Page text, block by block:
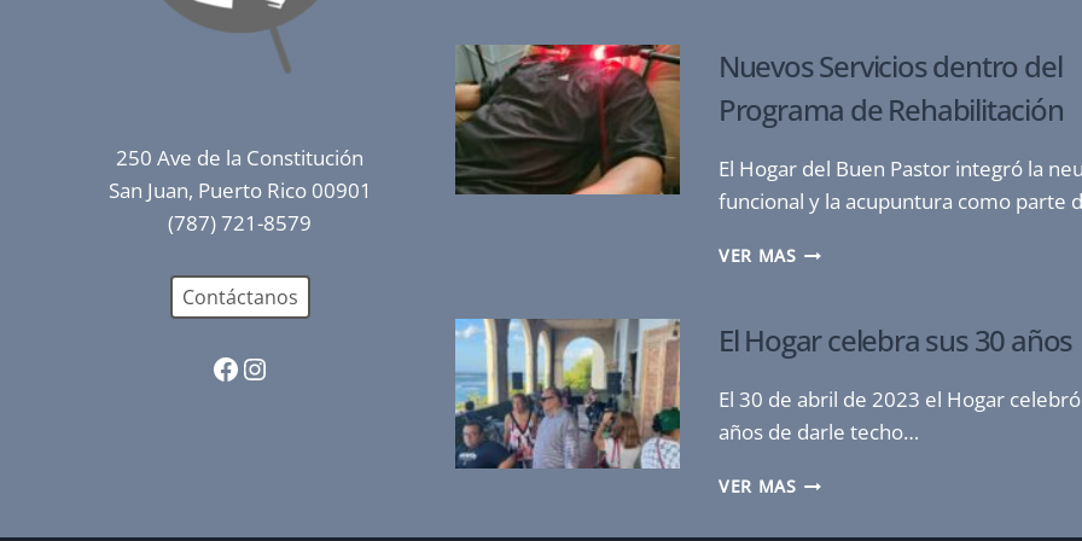
250 Ave de la Constitución
San Juan, Puerto Rico 00901
(787) 721-8579
Contáctanos
Facebook
Instagram
HOGAR
CAR
WASH
Nuevos Servicios dentro del
Programa de Rehabilitación
El Hogar del Buen Pastor integró la
funcional y la acupuntura como parte
VER MASNUEVOS
PROGRAMA
REHABILITACIÓN
El Hogar celebra sus 30 años
El 30 de abril de 2023 el Hogar
años de darle techo…
VER MASEL